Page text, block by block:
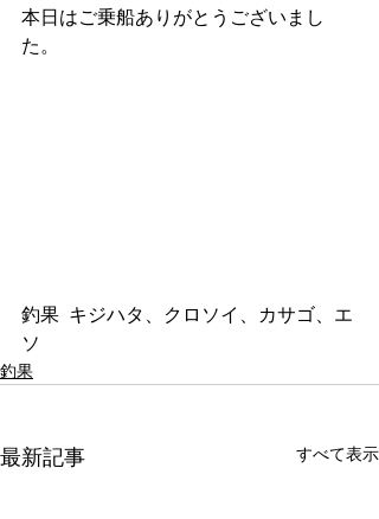
本日はご乗船ありがとうございまし
た。
釣果  キジハタ、クロソイ、カサゴ、エ
ソ
釣果
最新記事 すべて表示